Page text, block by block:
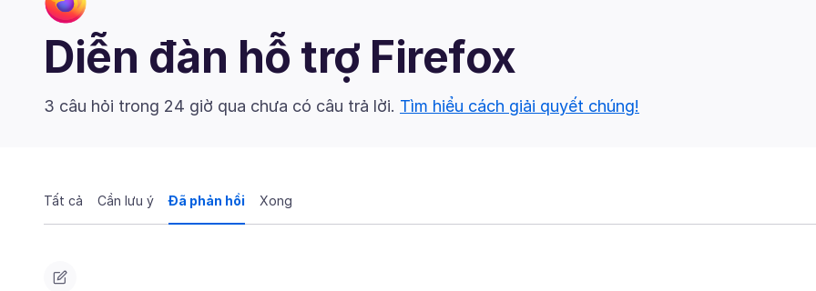
Diễn đàn hỗ trợ Firefox
3 câu hỏi trong 24 giờ qua chưa có câu trả lời. Tìm hiểu cách giải quyết chúng!
Tất cả Cần lưu ý Đã phản hồi Xong